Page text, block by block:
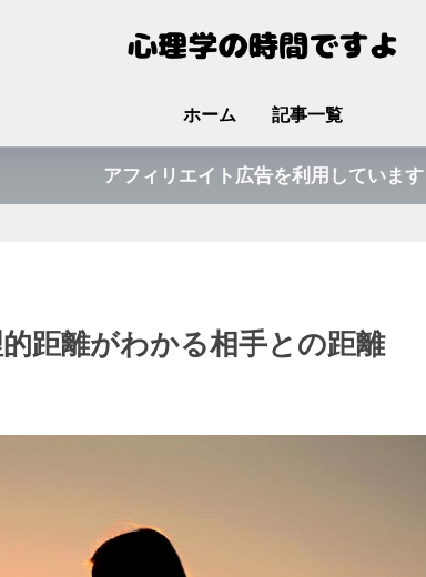
ホーム 記事一覧
アフィリエイト広告を利用しています
距離がわかる相手との距離